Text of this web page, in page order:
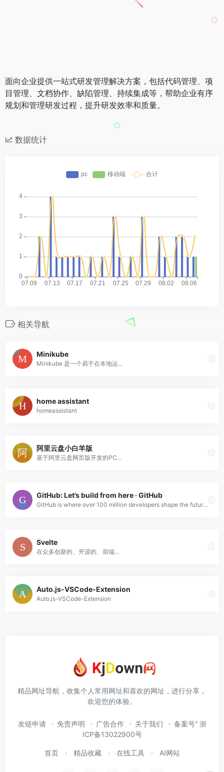
面向企业提供一站式研发管理解决方案，包括代码管理、项
目管理、文档协作、缺陷管理、持续集成等，帮助企业有序
规划和管理研发过程，提升研发效率和质量。
数据统计
相关导航
Minikube
Minikube 是一个易于在本地运...
home assistant
homeassistant
阿里云盘小白羊版
基于阿里云盘网页版开发的PC...
GitHub: Let’s build from here · GitHub
GitHub is where over 100 million developers shape the future of software, together. Contribute to the open source community, manage your Git repositories, review code like a pro, track bugs and features, power your CI/CD and DevOps workflows, and secure code before you commit it.
Svelte
在众多创新的、开源的、前端...
Auto.js-VSCode-Extension
Auto.js-VSCode-Extension
精品网址导航，收集个人常用网址和喜欢的网址，进行分享，
欢迎您的体验。
友链申请 免责声明 广告合作 关于我们
备案号“ 浙
ICP备13022900号
首页 精品收藏 在线工具 AI网站